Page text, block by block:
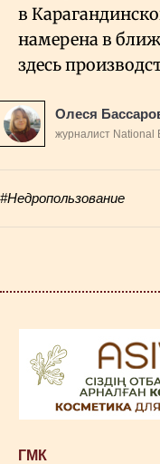
в
намерена в
здесь
Олеся
журналист National
#Недропользование
ГМК